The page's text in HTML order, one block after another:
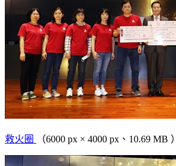
救火圈 （6000 px × 4000 px、10.69 MB ）